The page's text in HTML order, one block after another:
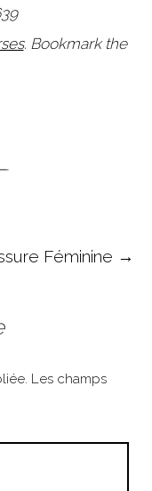
. Bookmark the
Féminine →
Les champs